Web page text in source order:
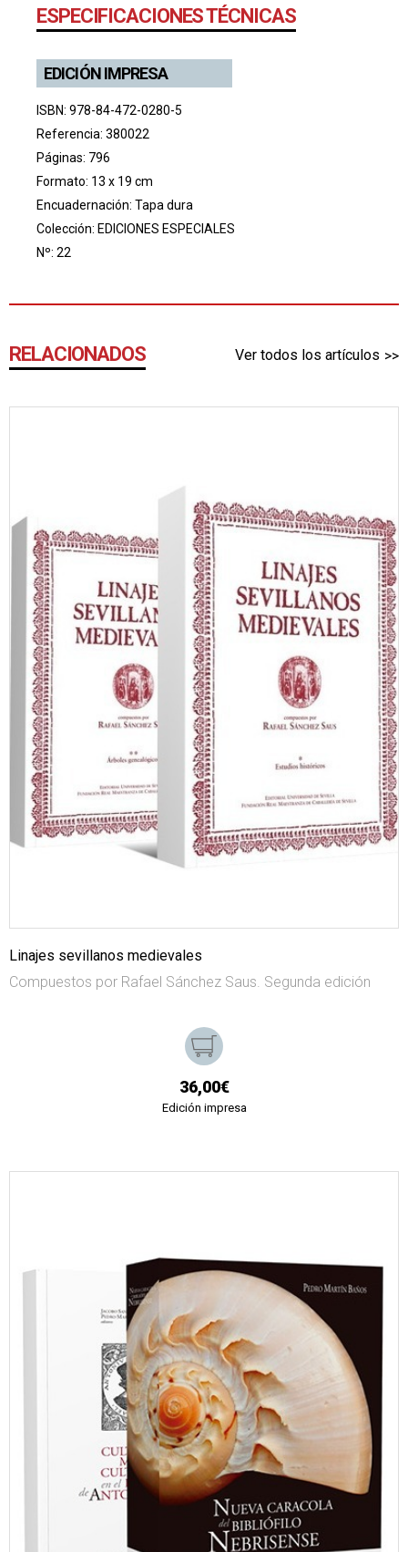
ESPECIFICACIONES TÉCNICAS
EDICIÓN IMPRESA
ISBN: 978-84-472-0280-5
Referencia: 380022
Páginas: 796
Formato: 13 x 19 cm
Encuadernación: Tapa dura
Colección: EDICIONES ESPECIALES
Nº: 22
RELACIONADOS Ver todos los artículos
Linajes sevillanos medievales
Compuestos por Rafael Sánchez Saus. Segunda edición
36,00€
Edición impresa